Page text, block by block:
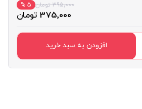
395٬000 تومان 5 %
375٬000 تومان
افزودن به سبد خرید